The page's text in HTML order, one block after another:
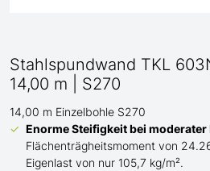
Stahlspundwand TKL
14,00 m | S270
14,00 m Einzelbohle S270
Enorme Steifigkeit bei moderater
Flächenträgheitsmoment von
Eigenlast von nur 105,7 kg/m².